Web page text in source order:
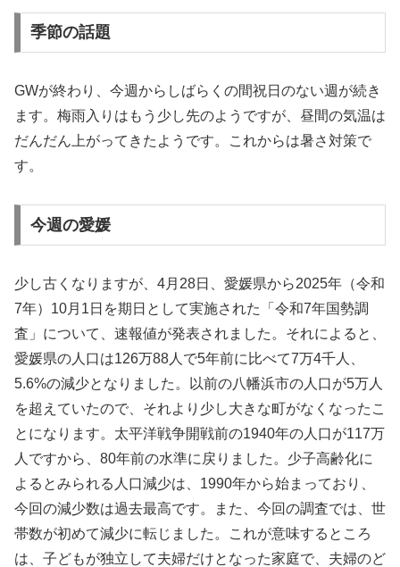
季節の話題
GWが終わり、今週からしばらくの間祝日のない週が続き
ます。梅雨入りはもう少し先のようですが、昼間の気温は
だんだん上がってきたようです。これからは暑さ対策で
す。
今週の愛媛
少し古くなりますが、4月28日、愛媛県から2025年（令和
7年）10月1日を期日として実施された「令和7年国勢調
査」について、速報値が発表されました。それによると、
愛媛県の人口は126万88人で5年前に比べて7万4千人、
5.6%の減少となりました。以前の八幡浜市の人口が5万人
を超えていたので、それより少し大きな町がなくなったこ
とになります。太平洋戦争開戦前の1940年の人口が117万
人ですから、80年前の水準に戻りました。少子高齢化に
よるとみられる人口減少は、1990年から始まっており、
今回の減少数は過去最高です。また、今回の調査では、世
帯数が初めて減少に転じました。これが意味するところ
は、子どもが独立して夫婦だけとなった家庭で、夫婦のど